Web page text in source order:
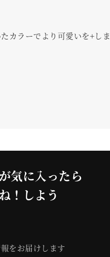
カラーでより可愛いを+しま
気に入ったら
！しよう
をお届けします